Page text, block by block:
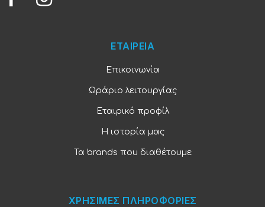
ΕΤΑΙΡΕΙΑ
Επικοινωνία
Ωράριο λειτουργίας
Εταιρικό προφίλ
Η ιστορία μας
Τα brands που διαθέτουμε
ΧΡΗΣΙΜΕΣ ΠΛΗΡΟΦΟΡΙΕΣ